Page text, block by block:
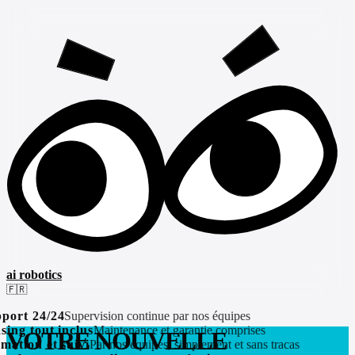
ai robotics
🇫🇷
24/24Supervision continue par nos équipes
tout inclusMaintenance et garantie comprises
et suiviPar nos équipes, simplement et sans tracas
VOTRE NOUVELLE